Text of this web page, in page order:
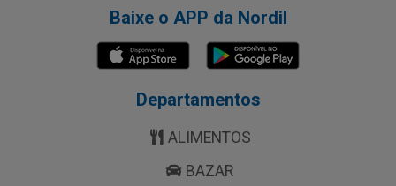
Baixe o APP da Nordil
Departamentos
ALIMENTOS
BAZAR